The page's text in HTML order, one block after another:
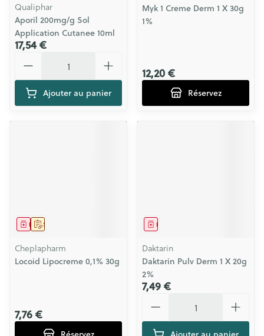
Qualiphar
Aporil 200mg/g Sol
Application Cutanee 10ml
17,54 €
Ajouter au panier
Myk 1 Creme Derm 1 X 30g
1%
12,20 €
Réservez
Sur prescription
Médicament
Cheplapharm
Locoid Lipocreme 0,1% 30g
7,76 €
Médicament
Daktarin
Daktarin Pulv Derm 1 X 20g
2%
7,49 €